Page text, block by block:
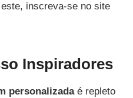
inscreva-se no site
Inspiradores
personalizadaé repleto